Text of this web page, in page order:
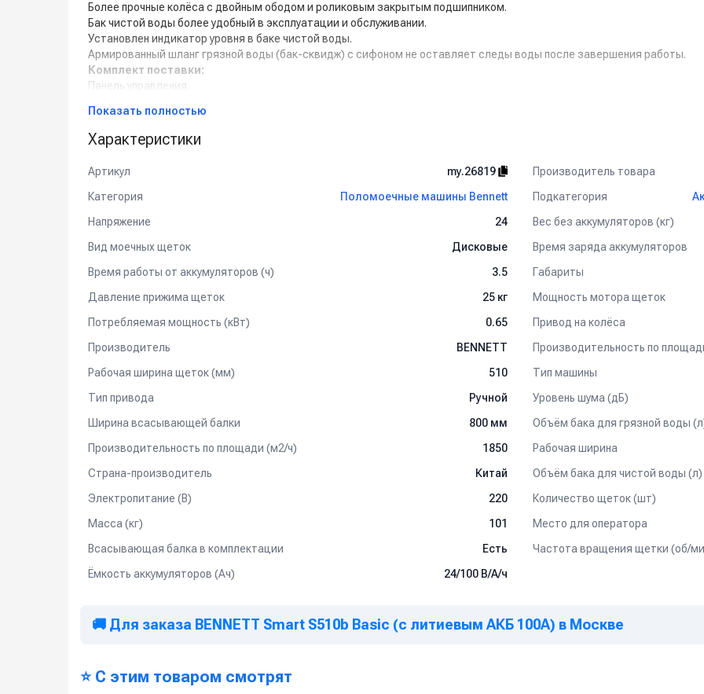
Более прочные колёса с двойным ободом и роликовым закрытым подшипником.
Бак чистой воды более удобный в эксплуатации и обслуживании.
Установлен индикатор уровня в баке чистой воды.
Армированный шланг грязной воды (бак-сквидж) с сифоном не оставляет следы воды после завершения работы.
Комплект поставки:
Панель управления.
Всасывающая балка.
Резиновый сквидж (водосборное лезвие).
Транспортировочные колеса.
Аккумуляторная Li-Ion батарея 24 В/100 Ач
Внешнее зарядное устройство (24В/15А).
Показать полностью
Характеристики
Артикул my.26819 Производитель товара
Категория
Поломоечные машины Bennett Подкатегория
Напряжение
24 Вес без аккумуляторов (кг)
Вид моечных щеток
Дисковые Время заряда аккумуляторов
Время работы от аккумуляторов (ч)
3.5 Габариты
Давление прижима щеток
25 кг Мощность мотора щеток
Потребляемая мощность (кВт)
0.65 Привод на колёса
Производитель
BENNETT Производительность по
Рабочая ширина щеток (мм)
510 Тип машины
Тип привода
Ручной Уровень шума (дБ)
Ширина всасывающей балки
800 мм Объём бака для грязной воды
Производительность по площади (м2/ч)
1850 Рабочая ширина
Страна-производитель
Китай Объём бака для чистой воды (л)
Электропитание (В)
220 Количество щеток (шт)
Масса (кг)
101 Место для оператора
Всасывающая балка в комплектации
Есть Частота вращения щетки (об/
Ёмкость аккумуляторов (Ач)
24/100 В/А/ч
🚚 Для заказа BENNETT Smart S510b Basic (с литиевым АКБ 100А) в Москве
⭐ С этим товаром смотрят